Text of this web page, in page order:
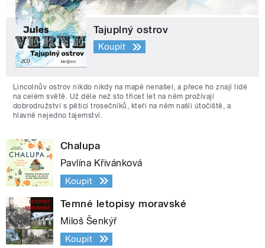
Tajuplný ostrov
Koupit
Lincolnův ostrov nikdo nikdy na mapě nenašel, a přece ho znají lidé
na celém světě. Už déle než sto třicet let na něm prožívají
dobrodružství s pěticí trosečníků, kteří na něm našli útočiště, a
hlavně nejedno tajemství.
Chalupa
Pavlína Křivánková
Koupit
Temné letopisy moravské
Miloš Šenkýř
Koupit